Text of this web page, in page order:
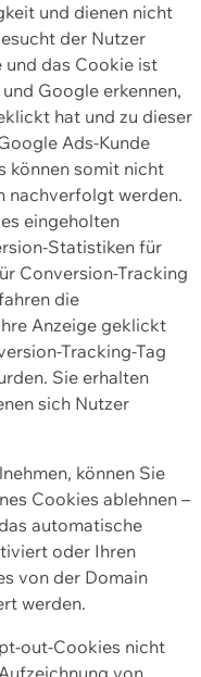
und dienen nicht
der Nutzer
und das Cookie ist
Google erkennen,
hat und zu dieser
Ads-Kunde
können somit nicht
nachverfolgt werden.
eingeholten
Statistiken für
Conversion-Tracking
die
Anzeige geklickt
Tracking-Tag
Sie erhalten
sich Nutzer
können Sie
Cookies ablehnen –
automatische
oder Ihren
von der Domain
werden.
out-Cookies nicht